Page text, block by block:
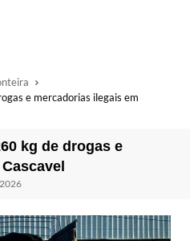
e mercadorias ilegais em
kg de drogas e